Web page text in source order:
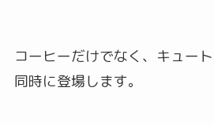
コーヒーだけでなく、キュー
同時に登場します。